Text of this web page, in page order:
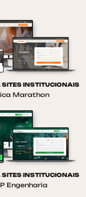
SITES INSTITUCIONAIS
Marathon
SITES INSTITUCIONAIS
Engenharia